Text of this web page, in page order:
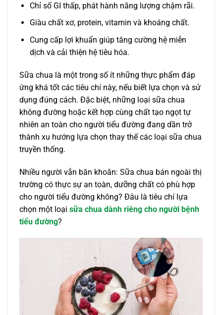
Chỉ số GI thấp, phát hành năng lượng chậm rãi.
Giàu chất xơ, protein, vitamin và khoáng chất.
Cung cấp lợi khuẩn giúp tăng cường hệ miễn
dịch và cải thiện hệ tiêu hóa.
Sữa chua là một trong số ít những thực phẩm đáp
ứng khá tốt các tiêu chí này, nếu biết lựa chọn và sử
dụng đúng cách. Đặc biệt, những loại sữa chua
không đường hoặc kết hợp cùng chất tạo ngọt tự
nhiên an toàn cho người tiểu đường đang dần trở
thành xu hướng lựa chọn thay thế các loại sữa chua
truyền thống.
Nhiều người vẫn băn khoăn: Sữa chua bán ngoài thị
trường có thực sự an toàn, dưỡng chất có phù hợp
cho người tiểu đường không? Đâu là tiêu chí lựa
chọn một loại sữa chua dành riêng cho người bệnh
tiểu đường?